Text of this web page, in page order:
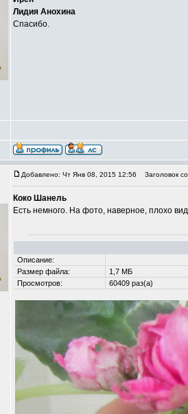
Лидия Анохина
Спасибо.
Добавлено: Чт Янв 08, 2015 12:56 Заголовок
Коко Шанель
Есть немного. На фото, наверное, плохо
Описание:
Размер файла:
1,7 МБ
Просмотров:
60409 раз(а)